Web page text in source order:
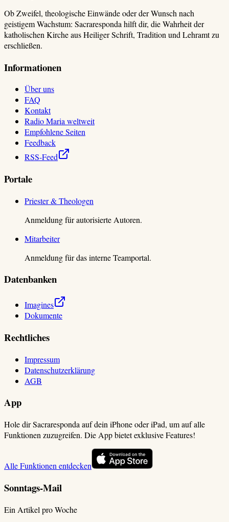
Ob Zweifel, theologische Einwände oder der Wunsch nach
geistigem Wachstum: Sacraresponda hilft dir, die Wahrheit der
katholischen Kirche aus Heiliger Schrift, Tradition und Lehramt zu
erschließen.
Informationen
Über uns
FAQ
Kontakt
Radio Maria weltweit
Empfohlene Seiten
Feedback
RSS-Feed
Portale
Priester & Theologen
Anmeldung für autorisierte Autoren.
Mitarbeiter
Anmeldung für das interne Teamportal.
Datenbanken
Imagines
Dokumente
Rechtliches
Impressum
Datenschutzerklärung
AGB
App
Hole dir Sacraresponda auf dein iPhone oder iPad, um auf alle
Funktionen zuzugreifen. Die App bietet exklusive Features!
Alle Funktionen entdecken
Sonntags-Mail
Ein Artikel pro Woche